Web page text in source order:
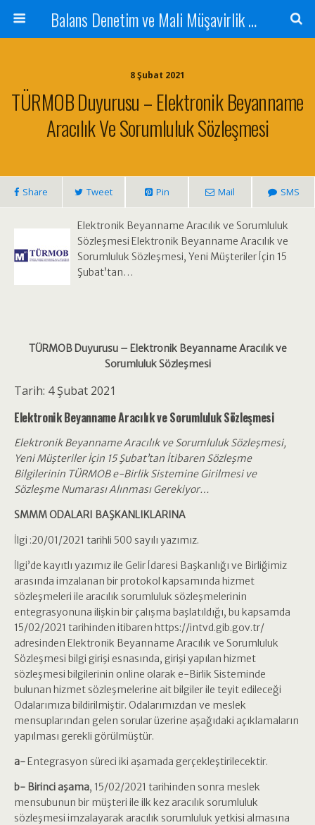
Balans Denetim ve Mali Müşavirlik Hizmetleri
8 Şubat 2021
TÜRMOB Duyurusu – Elektronik Beyanname
Aracılık Ve Sorumluluk Sözleşmesi
Share Tweet Pin Mail SMS
Elektronik Beyanname Aracılık ve Sorumluluk
Sözleşmesi Elektronik Beyanname Aracılık ve
Sorumluluk Sözleşmesi, Yeni Müşteriler İçin 15
Şubat’tan…
TÜRMOB Duyurusu – Elektronik Beyanname Aracılık ve
Sorumluluk Sözleşmesi
Tarih: 4 Şubat 2021
Elektronik Beyanname Aracılık ve Sorumluluk Sözleşmesi
Elektronik Beyanname Aracılık ve Sorumluluk Sözleşmesi,
Yeni Müşteriler İçin 15 Şubat’tan İtibaren Sözleşme
Bilgilerinin TÜRMOB e-Birlik Sistemine Girilmesi ve
Sözleşme Numarası Alınması Gerekiyor…
SMMM ODALARI BAŞKANLIKLARINA
İlgi :20/01/2021 tarihli 500 sayılı yazımız.
İlgi’de kayıtlı yazımız ile Gelir İdaresi Başkanlığı ve Birliğimiz
arasında imzalanan bir protokol kapsamında hizmet
sözleşmeleri ile aracılık sorumluluk sözleşmelerinin
entegrasyonuna ilişkin bir çalışma başlatıldığı, bu kapsamda
15/02/2021 tarihinden itibaren https://intvd.gib.gov.tr/
adresinden Elektronik Beyanname Aracılık ve Sorumluluk
Sözleşmesi bilgi girişi esnasında, girişi yapılan hizmet
sözleşmesi bilgilerinin online olarak e-Birlik Sisteminde
bulunan hizmet sözleşmelerine ait bilgiler ile teyit edileceği
Odalarımıza bildirilmiştir. Odalarımızdan ve meslek
mensuplarından gelen sorular üzerine aşağıdaki açıklamaların
yapılması gerekli görülmüştür.
a-Entegrasyon süreci iki aşamada gerçekleştirilecektir.
b- Birinci aşama, 15/02/2021 tarihinden sonra meslek
mensubunun bir müşteri ile ilk kez aracılık sorumluluk
sözleşmesi imzalayarak aracılık sorumluluk yetkisi almasına